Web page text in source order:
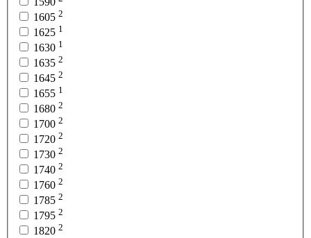
1605 2
1625 1
1630 1
1635 2
1645 2
1655 1
1680 2
1700 2
1720 2
1730 2
1740 2
1760 2
1785 2
1795 2
1820 2